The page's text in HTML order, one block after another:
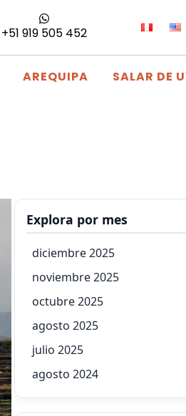
+51 919 505 452
AREQUIPA SALAR DE
Explora por mes
diciembre 2025
noviembre 2025
octubre 2025
agosto 2025
julio 2025
agosto 2024